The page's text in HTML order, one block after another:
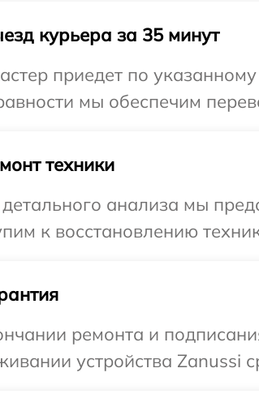
курьера за 35 минут
приедет по
мы обеспечим
техники
анализа мы
к восстановлению
ремонта и
устройства Zanussi